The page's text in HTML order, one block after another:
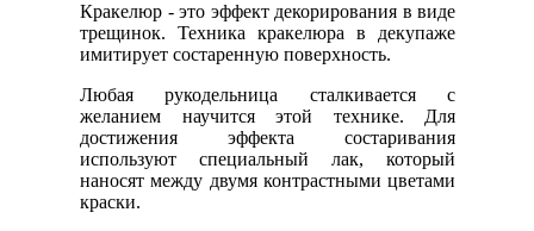
Кракелюр - это эффект декорирования в виде
трещинок. Техника кракелюра в декупаже
имитирует состаренную поверхность.
Любая рукодельница сталкивается с
желанием научится этой технике. Для
достижения эффекта состаривания
используют специальный лак, который
наносят между двумя контрастными цветами
краски.